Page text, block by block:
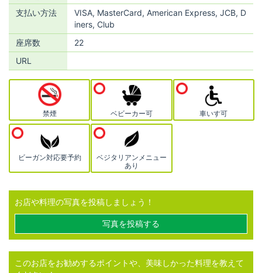
支払い方法
VISA, MasterCard, American Express, JCB, D
iners, Club
座席数
22
URL
禁煙 ベビーカー可 車いす可
ビーガン対応要予約
ベジタリアンメニュー
あり
お店や料理の写真を投稿しましょう！
写真を投稿する
このお店をお勧めするポイントや、美味しかった料理を教えて